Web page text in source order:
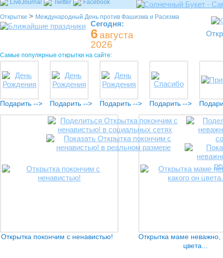
LiveJournal Twitter Facebook
Открытки > Международный День против Фашизма и Расизма
Сегодня:
6августа
2026
Самые популярные открытки на сайте:
Подарить --> Подарить --> Подарить --> Подарить -->
Открытка покончим с ненавистью!
Открытка маме неважно,
цвета...